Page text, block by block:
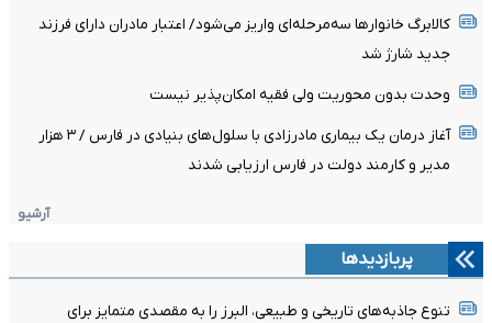
کالابرگ خانوارها سه‌مرحله‌ای واریز می‌شود/ اعتبار مادران دارای فرزند
جدید شارژ شد
وحدت بدون محوریت ولی فقیه امکان‌پذیر نیست
آغاز درمان یک بیماری مادرزادی با سلول‌های بنیادی در فارس / ۳ هزار
مدیر و کارمند دولت در فارس ارزیابی شدند
آرشیو
پربازدیدها
تنوع جاذبه‌های تاریخی و طبیعی، البرز را به مقصدی متمایز برای